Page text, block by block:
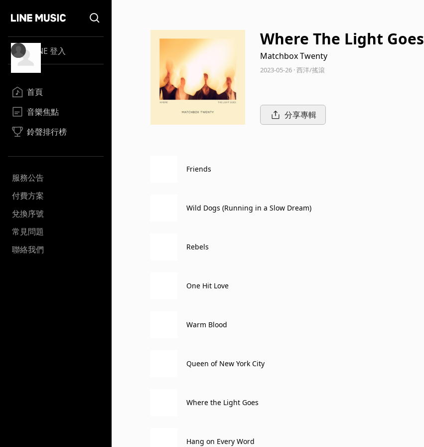
LINE 登入
首頁
音樂焦點
鈴聲排行榜
服務公告
付費方案
兌換序號
常見問題
聯絡我們
Where The Light Goes
Matchbox Twenty
2023-05-26 · 西洋/搖滾
分享專輯
Friends
Wild Dogs (Running in a Slow Dream)
Rebels
One Hit Love
Warm Blood
Queen of New York City
Where the Light Goes
Hang on Every Word